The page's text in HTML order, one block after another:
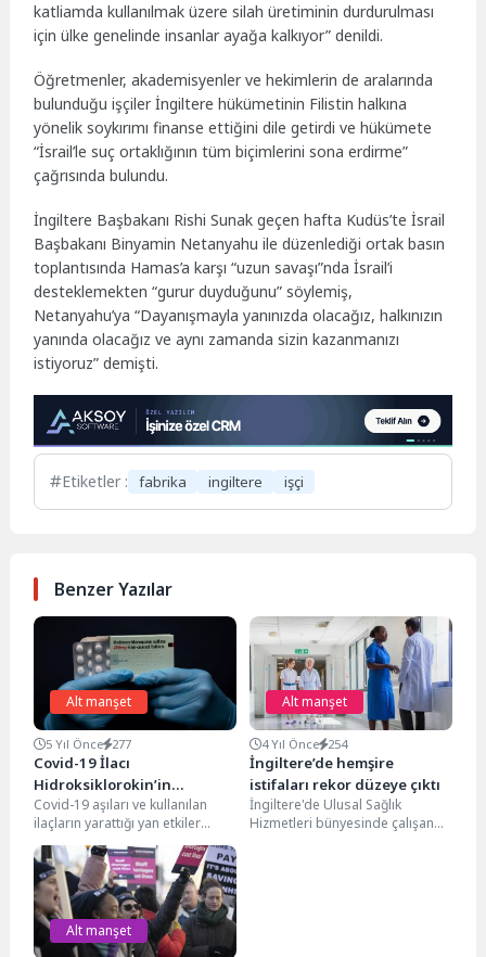
katliamda kullanılmak üzere silah üretiminin durdurulması
için ülke genelinde insanlar ayağa kalkıyor” denildi.
Öğretmenler, akademisyenler ve hekimlerin de aralarında
bulunduğu işçiler İngiltere hükümetinin Filistin halkına
yönelik soykırımı finanse ettiğini dile getirdi ve hükümete
“İsrail’le suç ortaklığının tüm biçimlerini sona erdirme”
çağrısında bulundu.
İngiltere Başbakanı Rishi Sunak geçen hafta Kudüs’te İsrail
Başbakanı Binyamin Netanyahu ile düzenlediği ortak basın
toplantısında Hamas’a karşı “uzun savaşı”nda İsrail’i
desteklemekten “gurur duyduğunu” söylemiş,
Netanyahu’ya “Dayanışmayla yanınızda olacağız, halkınızın
yanında olacağız ve aynı zamanda sizin kazanmanızı
istiyoruz” demişti.
Etiketler : fabrika ingiltere işçi
Benzer Yazılar
Alt manşet
5 Yıl Önce 277
Covid-19 İlacı
Hidroksiklorokin’in
Kullanımı Durduruldu!
Covid-19 aşıları ve kullanılan
ilaçların yarattığı yan etkiler
hemen her gün karşımıza çıkar
oldu. Covid-19...
Alt manşet
4 Yıl Önce 254
İngiltere’de hemşire
istifaları rekor düzeye çıktı
İ ngiltere'de Ulusal Sağlık
Hizmetleri bünyesinde çalışan
Alt manşet